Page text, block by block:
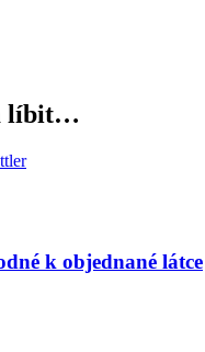
líbit…
k objednané látce